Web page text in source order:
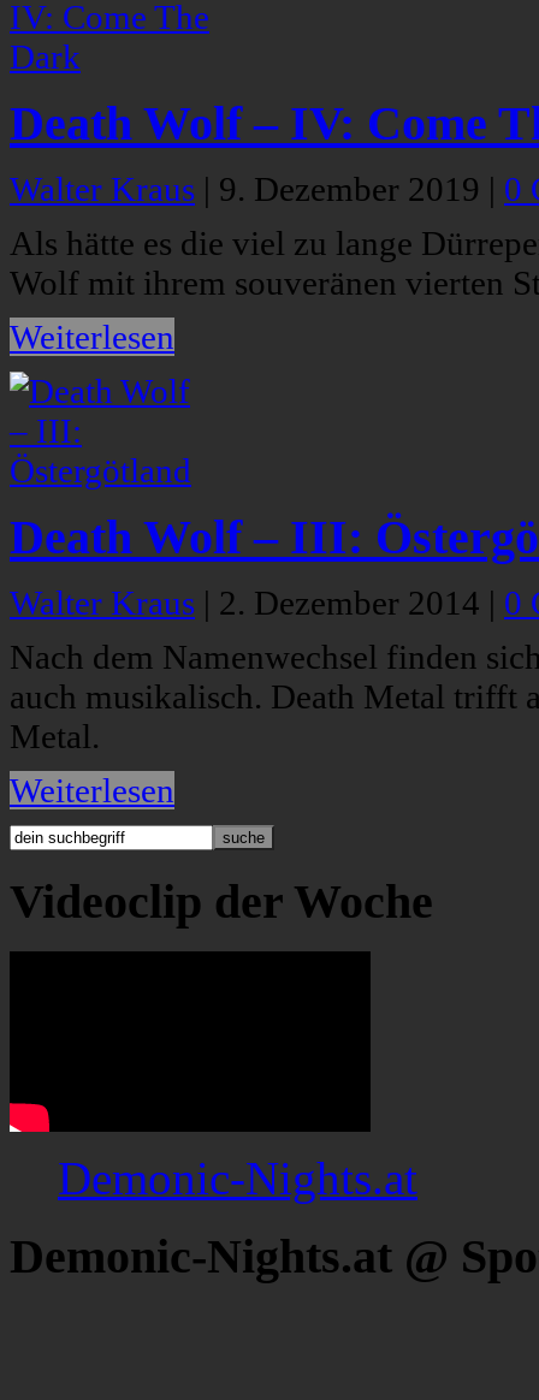
Death Wolf – IV: Come
Walter Kraus | 9. Dezember 2019 | 0
Als hätte es die viel zu lange
Wolf mit ihrem souveränen vierten
Weiterlesen
Death Wolf – III:
Walter Kraus | 2. Dezember 2014 | 0
Nach dem Namenwechsel finden
auch musikalisch. Death Metal trifft
Metal.
Weiterlesen
Videoclip der Woche
Demonic-Nights.at
Demonic-Nights.at @